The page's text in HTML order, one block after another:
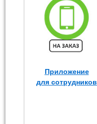
Приложение
для сотрудников